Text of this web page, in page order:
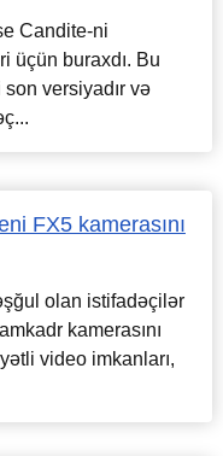
Candite-ni
üçün buraxdı. Bu
versiyadır və
FX5 kamerasını
olan istifadəçilər
kamerasını
video imkanları,